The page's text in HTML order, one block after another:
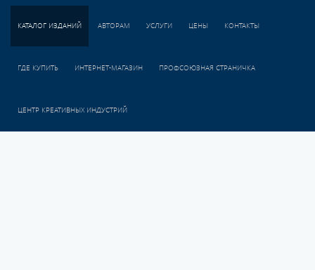
КАТАЛОГ ИЗДАНИЙ АВТОРАМ УСЛУГИ ЦЕНЫ КОНТАКТЫ
ГДЕ КУПИТЬ ИНТЕРНЕТ-МАГАЗИН ПРОФСОЮЗНАЯ СТРАНИЧКА
ЦЕНТР КРЕАТИВНЫХ ИНДУСТРИЙ